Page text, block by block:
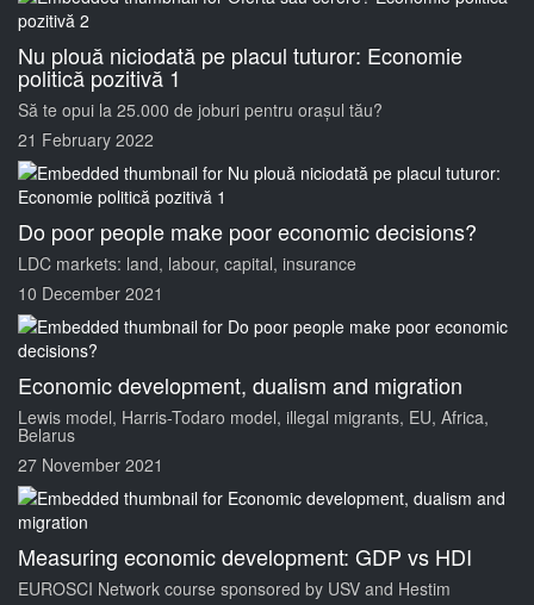
Nu plouă niciodată pe placul tuturor: Economie
politică pozitivă 1
Să te opui la 25.000 de joburi pentru orașul tău?
21 February 2022
Do poor people make poor economic decisions?
LDC markets: land, labour, capital, insurance
10 December 2021
Economic development, dualism and migration
Lewis model, Harris-Todaro model, illegal migrants, EU, Africa,
Belarus
27 November 2021
Measuring economic development: GDP vs HDI
EUROSCI Network course sponsored by USV and Hestim